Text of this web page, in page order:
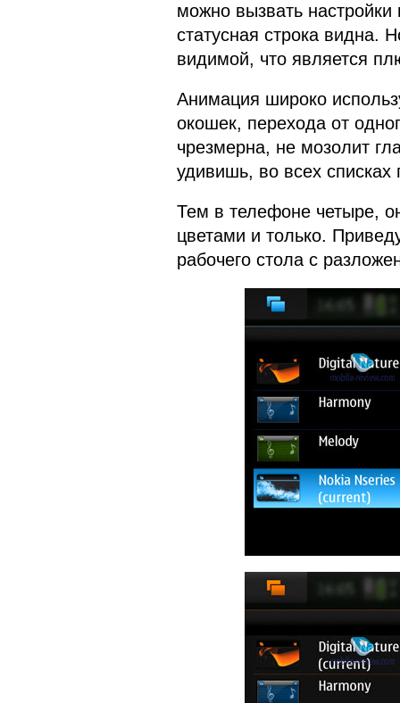
можно вызвать
статусная строка видна.
видимой, что является
Анимация широко
окошек, перехода от
чрезмерна, не мозолит
удивишь, во всех списках
Тем в телефоне четыре,
цветами и только.
рабочего стола с